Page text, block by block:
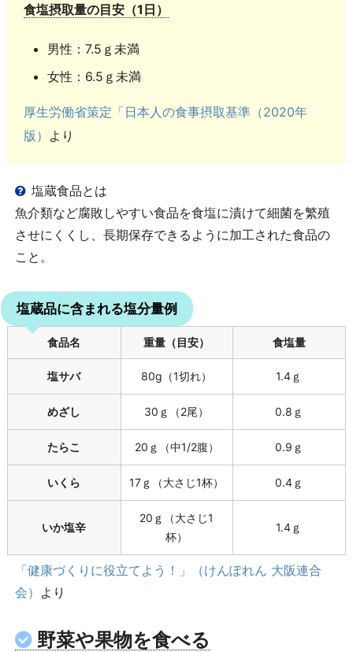
食塩摂取量の目安（1日）
男性：7.5ｇ未満
女性：6.5ｇ未満
厚生労働省策定「日本人の食事摂取基準（2020年
版） より
塩蔵食品とは
魚介類など腐敗しやすい食品を食塩に漬けて細菌を繁殖
させにくくし、長期保存できるように加工された食品の
こと。
塩蔵品に含まれる塩分量例
食品名 重量（目安） 食塩量
塩サバ 80g（1切れ） 1.4ｇ
めざし 30ｇ（2尾） 0.8ｇ
たらこ 20ｇ（中1/2腹） 0.9ｇ
いくら 17ｇ（大さじ1杯） 0.4ｇ
いか塩辛
20ｇ（大さじ1
杯）
1.4ｇ
「健康づくりに役立てよう！」（けんぽれん 大阪連合
会） より
野菜や果物を食べる